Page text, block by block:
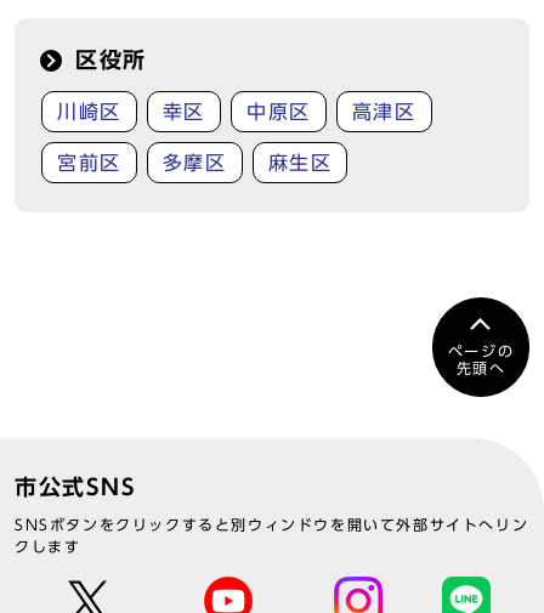
区役所
川崎区 幸区 中原区 高津区
宮前区 多摩区 麻生区
ページの
先頭へ
市公式SNS
SNSボタンをクリックすると別ウィンドウを開いて外部サイトへリン
クします